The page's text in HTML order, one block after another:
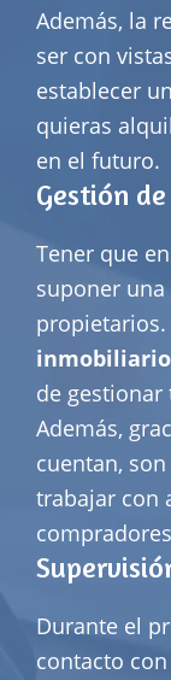
Además, la
ser con
establecer
quieras
en el futuro.
Gestión
Tener que
suponer
propietarios.
de gestionar
Además,
cuentan,
trabajar con
Durante el
contacto